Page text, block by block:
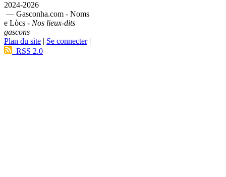
2024-2026
— Gasconha.com - Noms
e Lòcs - Nos lieux-dits
gascons
Plan du site | Se connecter|
RSS 2.0